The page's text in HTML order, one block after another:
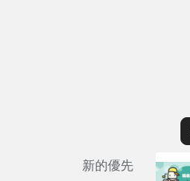
新的優先